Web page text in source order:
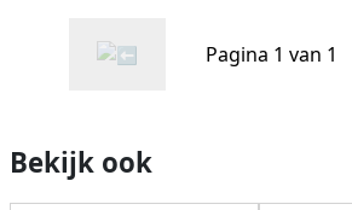
Pagina 1 van 1
Bekijk ook